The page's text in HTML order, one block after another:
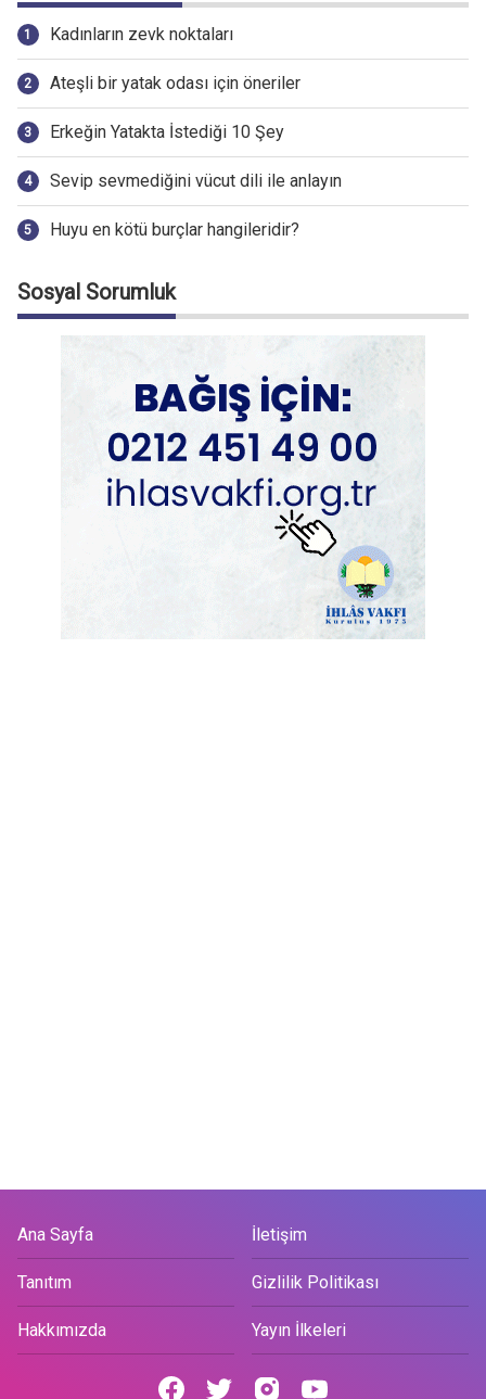
Kadınların zevk noktaları
Ateşli bir yatak odası için öneriler
Erkeğin Yatakta İstediği 10 Şey
Sevip sevmediğini vücut dili ile anlayın
Huyu en kötü burçlar hangileridir?
Sosyal Sorumluk
Ana Sayfa İletişim
Tanıtım Gizlilik Politikası
Hakkımızda Yayın İlkeleri